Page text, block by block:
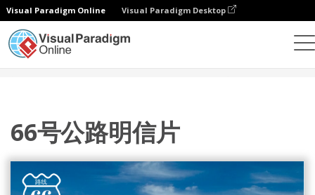
Visual Paradigm Online Visual Paradigm Desktop
66号公路明信片